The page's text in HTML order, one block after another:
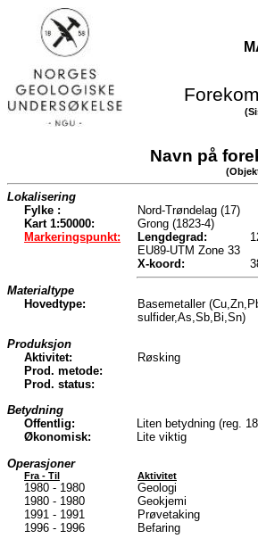
Navn på
Lokalisering
Fylke :
Nord-Trøndelag (17)
Kart 1:50000:
Grong (1823-4)
Markeringspunkt:
Lengdegrad:
EU89-UTM Zone 33
X-koord:
Materialtype
Hovedtype:
Basemetaller
sulfider,As,Sb,Bi,Sn)
Produksjon
Aktivitet:
Røsking
Prod. metode:
Prod. status:
Betydning
Offentlig:
Liten betydning (reg.
Økonomisk:
Lite viktig
Operasjoner
Fra - Til Aktivitet
1980 - 1980 Geologi
1980 - 1980
Geokjemi
1991 - 1991
Prøvetaking
1996 - 1996
Befaring